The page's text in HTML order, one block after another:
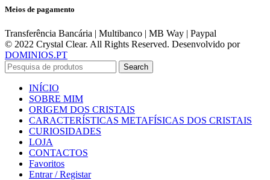
Meios de pagamento
Transferência Bancária | Multibanco | MB Way | Paypal
© 2022 Crystal Clear. All Rights Reserved. Desenvolvido por
DOMINIOS.PT
Search
INÍCIO
SOBRE MIM
ORIGEM DOS CRISTAIS
CARACTERÍSTICAS METAFÍSICAS DOS CRISTAIS
CURIOSIDADES
LOJA
CONTACTOS
Favoritos
Entrar / Registar